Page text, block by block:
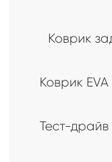
Коврик
Коврик EVA
Тест-драйв